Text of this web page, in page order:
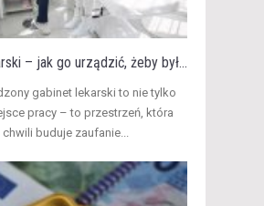
– jak go urządzić, żeby był...
gabinet lekarski to nie tylko
pracy – to przestrzeń, która
buduje zaufanie...